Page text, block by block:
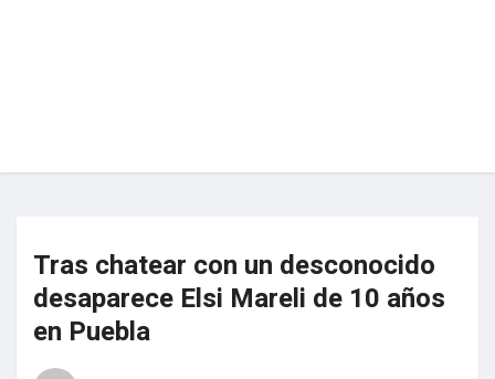
Tras chatear con un desconocido
desaparece Elsi Mareli de 10 años
en Puebla